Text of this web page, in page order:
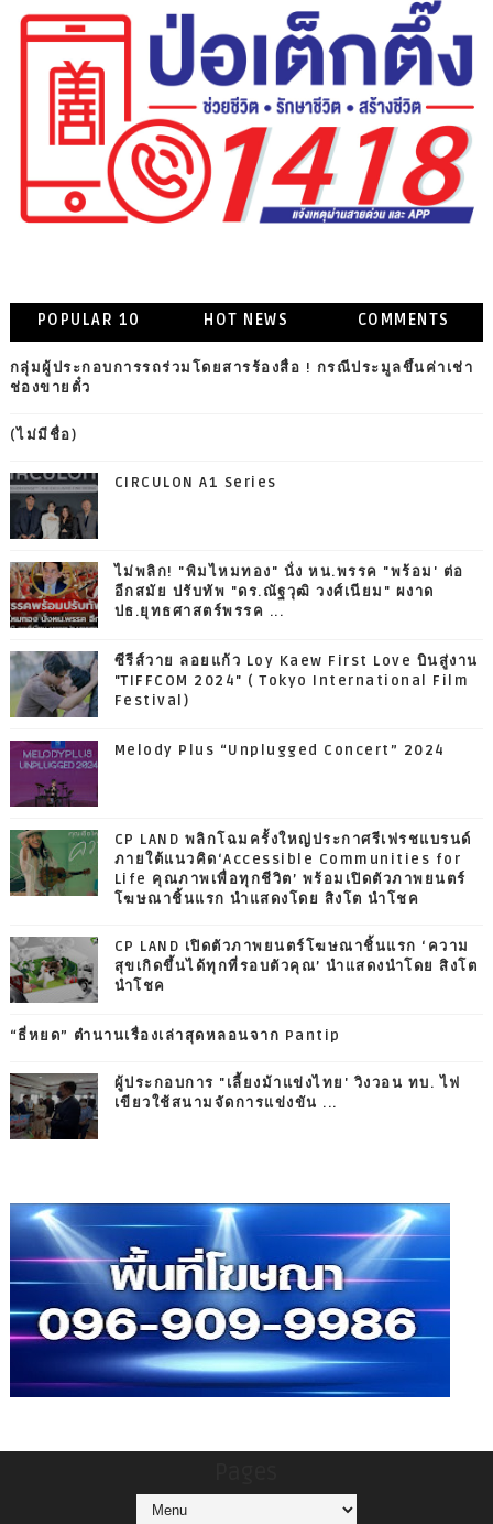
POPULAR 10 HOT NEWS COMMENTS
กลุ่มผู้ประกอบการรถร่วมโดยสารร้องสื่อ ! กรณีประมูลขึ้นค่าเช่า
ช่องขายตั๋ว
(ไม่มีชื่อ)
CIRCULON A1 Series
ไม่พลิก! "พิมไหมทอง" นั่ง หน.พรรค "พร้อม' ต่อ
อีกสมัย ปรับทัพ "ดร.ณัฐวุฒิ วงศ์เนียม" ผงาด
ปธ.ยุทธศาสตร์พรรค ...
ซีรีส์วาย ลอยแก้ว Loy Kaew First Love บินสู่งาน
"TIFFCOM 2024" ( Tokyo International Film
Festival)
Melody Plus “Unplugged Concert” 2024
CP LAND พลิกโฉมครั้งใหญ่ประกาศรีเฟรชแบรนด์
ภายใต้แนวคิด‘Accessible Communities for
Life คุณภาพเพื่อทุกชีวิต’ พร้อมเปิดตัวภาพยนตร์
โฆษณาชิ้นแรก นำแสดงโดย สิงโต นำโชค
CP LAND เปิดตัวภาพยนตร์โฆษณาชิ้นแรก ‘ความ
สุขเกิดขึ้นได้ทุกที่รอบตัวคุณ’ นำแสดงนำโดย สิงโต
นำโชค
“ธี่หยด” ตำนานเรื่องเล่าสุดหลอนจาก Pantip
ผู้ประกอบการ "เลี้ยงม้าแข่งไทย' วิงวอน ทบ. ไฟ
เขียวใช้สนามจัดการแข่งขัน ...